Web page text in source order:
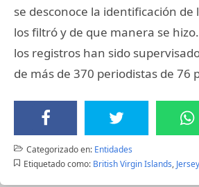
se desconoce la identificación
los filtró y de que manera se
los registros han sido
de más de 370 periodistas de 76
Categorizado en: Entidades
Etiquetado como: British Virgin Islands, Jersey